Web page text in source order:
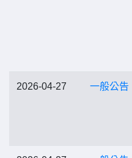
2026-04-27 一般公告